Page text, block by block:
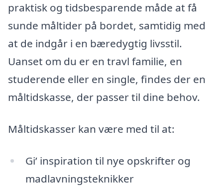
praktisk og tidsbesparende måde at få
sunde måltider på bordet, samtidig med
at de indgår i en bæredygtig livsstil.
Uanset om du er en travl familie, en
studerende eller en single, findes der en
måltidskasse, der passer til dine behov.
Måltidskasser kan være med til at:
Gi’ inspiration til nye opskrifter og
madlavningsteknikker